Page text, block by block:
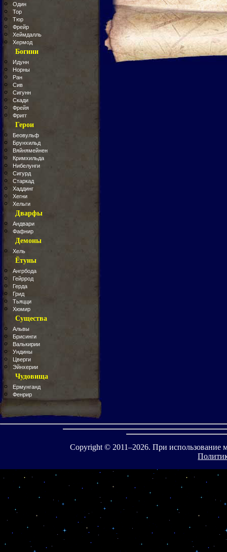
Один
Тор
Тюр
Фрейр
Хеймдалль
Хермод
Богини
Идунн
Норны
Ран
Сив
Сигунн
Скади
Фрейя
Фригг
Герои
Беовульф
Брунхильд
Вяйнямейнен
Кримхильда
Нибелунги
Сигурд
Старкад
Хаддинг
Хегни
Хельги
Дварфы
Андвари
Фафнир
Демоны
Хель
Ётуны
Ангрбода
Гейррод
Герда
Грид
Тьяцци
Хюмир
Существа
Альвы
Брисинги
Валькирии
Ундины
Цверги
Эйнхерии
Чудовища
Ермунганд
Фенрир
Copyright © 2011–2026. При использование